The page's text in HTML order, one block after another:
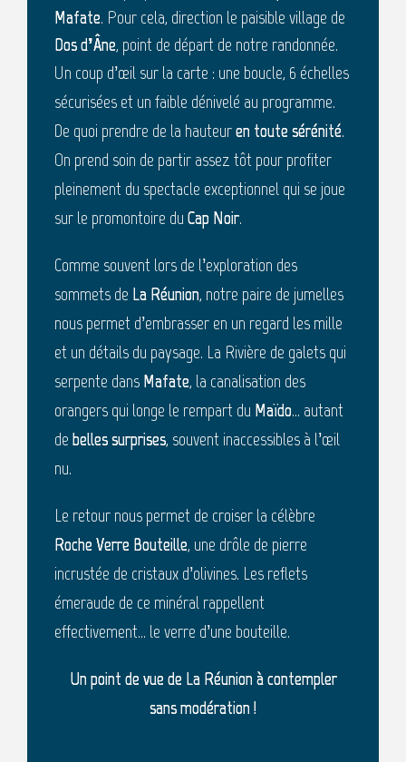
Mafate. Pour cela, direction le paisible village de
Dos d’Âne, point de départ de notre randonnée.
Un coup d’œil sur la carte : une boucle, 6 échelles
sécurisées et un faible dénivelé au programme.
De quoi prendre de la hauteuren toute sérénité.
On prend soin de partir assez tôt pour profiter
pleinement du spectacle exceptionnel qui se joue
sur le promontoire duCap Noir.
Comme souvent lors de l’exploration des
sommets de La Réunion, notre paire de jumelles
nous permet d’embrasser en un regard les mille
et un détails du paysage. La Rivière de galets qui
serpente dans Mafate, la canalisation des
orangers qui longe le rempart du Maïdo… autant
de belles surprises, souvent inaccessibles à l’œil
nu.
Le retour nous permet de croiser la célèbre
Roche Verre Bouteille, une drôle de pierre
incrustée de cristaux d’olivines. Les reflets
émeraude de ce minéral rappellent
effectivement… le verre d’une bouteille.
Un point de vue de La Réunion à contempler
sans modération !